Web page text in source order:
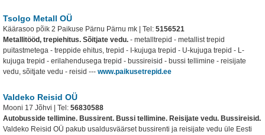
Tsolgo Metall OÜ
Käärasoo põik 2 Paikuse Pärnu Pärnu mk | Tel: 5156521
Metallitööd, trepiehitus. Sõitjate vedu. - metalltrepid - metallist trepid
puitastmetega - treppide ehitus, trepid - I-kujuga trepid - U-kujuga trepid - L-
kujuga trepid - erilahendusega trepid - bussireisid - bussi tellimine - reisijate
vedu, sõitjate vedu - reisid --- www.paikusetrepid.ee
Valdeko Reisid OÜ
Mooni 17 Jõhvi | Tel: 56830588
Autobusside tellimine. Bussirent. Bussi tellimine. Reisijate vedu. Bussireisid.
Valdeko Reisid OÜ pakub usaldusväärset bussirenti ja reisijate vedu üle Eesti